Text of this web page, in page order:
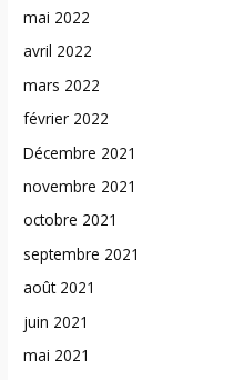
mai 2022
avril 2022
mars 2022
février 2022
Décembre 2021
novembre 2021
octobre 2021
septembre 2021
août 2021
juin 2021
mai 2021